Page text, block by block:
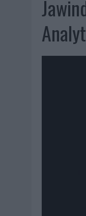
06/08/2026
06/08/2026
06/08/2026